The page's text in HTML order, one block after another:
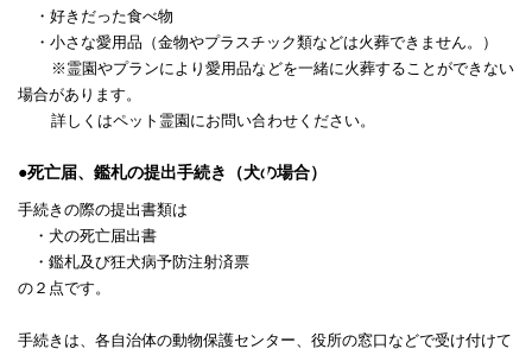
・好きだった食べ物
・小さな愛用品（金物やプラスチック類などは火葬できません。）
※霊園やプランにより愛用品などを一緒に火葬することができない
場合があります。
詳しくはペット霊園にお問い合わせください。
●死亡届、鑑札の提出手続き（犬の場合）
手続きの際の提出書類は
・犬の死亡届出書
・鑑札及び狂犬病予防注射済票
の２点です。
手続きは、各自治体の動物保護センター、役所の窓口などで受け付けて